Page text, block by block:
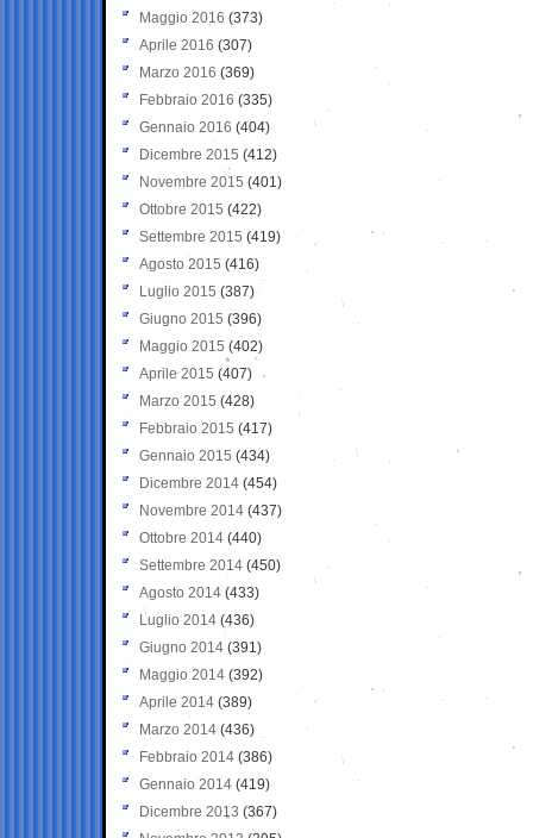
Maggio 2016 (373)
Aprile 2016 (307)
Marzo 2016 (369)
Febbraio 2016 (335)
Gennaio 2016 (404)
Dicembre 2015 (412)
Novembre 2015 (401)
Ottobre 2015 (422)
Settembre 2015 (419)
Agosto 2015 (416)
Luglio 2015 (387)
Giugno 2015 (396)
Maggio 2015 (402)
Aprile 2015 (407)
Marzo 2015 (428)
Febbraio 2015 (417)
Gennaio 2015 (434)
Dicembre 2014 (454)
Novembre 2014 (437)
Ottobre 2014 (440)
Settembre 2014 (450)
Agosto 2014 (433)
Luglio 2014 (436)
Giugno 2014 (391)
Maggio 2014 (392)
Aprile 2014 (389)
Marzo 2014 (436)
Febbraio 2014 (386)
Gennaio 2014 (419)
Dicembre 2013 (367)